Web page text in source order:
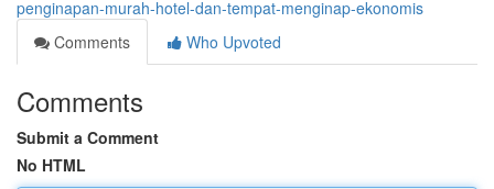
penginapan-murah-hotel-dan-tempat-menginap-ekonomis
Comments
Who Upvoted
Comments
Submit a Comment
No HTML